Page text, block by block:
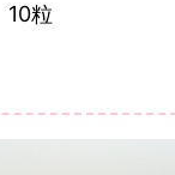
粒